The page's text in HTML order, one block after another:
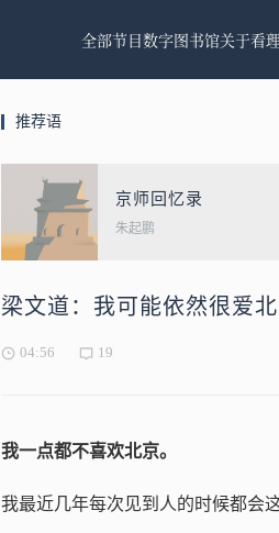
全部节目数字图书馆关于看
推荐语
京师回忆录
朱起鹏
梁文道：我可能依然很爱
04:56 19
我一点都不喜欢北京。
我最近几年每次见到人的时候都会